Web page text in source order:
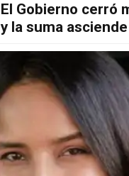
El Gobierno cerró
y la suma